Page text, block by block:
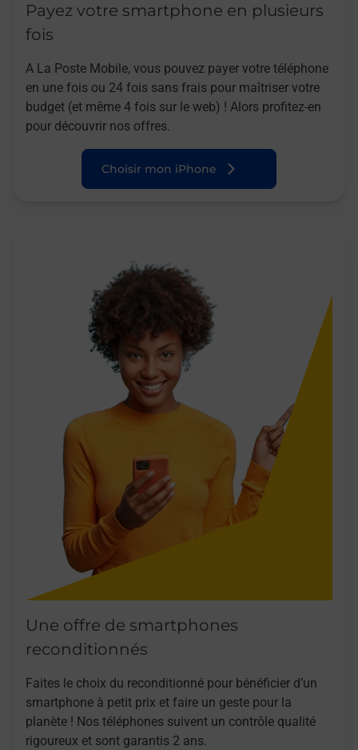
Payez votre smartphone en plusieurs
fois
A La Poste Mobile, vous pouvez payer votre téléphone
en une fois ou 24 fois sans frais pour maîtriser votre
budget (et même 4 fois sur le web) ! Alors profitez-en
pour découvrir nos offres.
Choisir mon iPhone
Une offre de smartphones
reconditionnés
Faites le choix du reconditionné pour bénéficier d’un
smartphone à petit prix et faire un geste pour la
planète ! Nos téléphones suivent un contrôle qualité
rigoureux et sont garantis 2 ans.